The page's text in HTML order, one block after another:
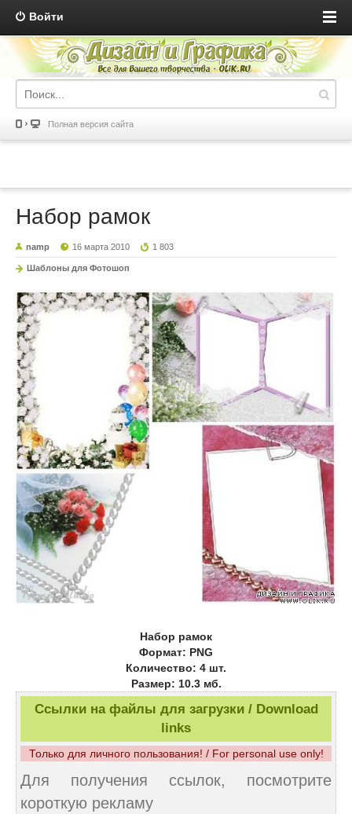
Войти
Полная версия сайта
Набор рамок
namp 16 марта 2010 1 803
Шаблоны для Фотошоп
Набор рамок
Формат: PNG
Количество: 4 шт.
Размер: 10.3 мб.
Ссылки на файлы для загрузки / Download
links
Только для личного пользования! / For personal use only!
Для получения ссылок, посмотрите
короткую рекламу